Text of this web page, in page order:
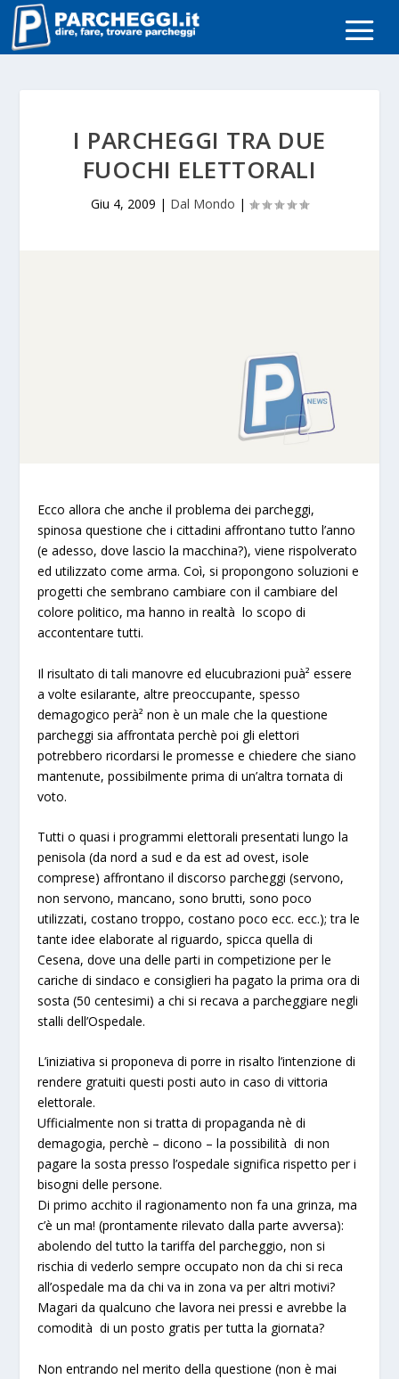
I PARCHEGGI TRA DUE
FUOCHI ELETTORALI
Giu 4, 2009 | Dal Mondo |
Ecco allora che anche il problema dei parcheggi,
spinosa questione che i cittadini affrontano tutto l’anno
(e adesso, dove lascio la macchina?), viene rispolverato
ed utilizzato come arma. Coì, si propongono soluzioni e
progetti che sembrano cambiare con il cambiare del
colore politico, ma hanno in realtà lo scopo di
accontentare tutti.
Il risultato di tali manovre ed elucubrazioni puà² essere
a volte esilarante, altre preoccupante, spesso
demagogico perà² non è un male che la questione
parcheggi sia affrontata perchè poi gli elettori
potrebbero ricordarsi le promesse e chiedere che siano
mantenute, possibilmente prima di un’altra tornata di
voto.
Tutti o quasi i programmi elettorali presentati lungo la
penisola (da nord a sud e da est ad ovest, isole
comprese) affrontano il discorso parcheggi (servono,
non servono, mancano, sono brutti, sono poco
utilizzati, costano troppo, costano poco ecc. ecc.); tra le
tante idee elaborate al riguardo, spicca quella di
Cesena, dove una delle parti in competizione per le
cariche di sindaco e consiglieri ha pagato la prima ora di
sosta (50 centesimi) a chi si recava a parcheggiare negli
stalli dell’Ospedale.
L’iniziativa si proponeva di porre in risalto l’intenzione di
rendere gratuiti questi posti auto in caso di vittoria
elettorale.
Ufficialmente non si tratta di propaganda nè di
demagogia, perchè – dicono – la possibilità di non
pagare la sosta presso l’ospedale significa rispetto per i
bisogni delle persone.
Di primo acchito il ragionamento non fa una grinza, ma
c’è un ma! (prontamente rilevato dalla parte avversa):
abolendo del tutto la tariffa del parcheggio, non si
rischia di vederlo sempre occupato non da chi si reca
all’ospedale ma da chi va in zona va per altri motivi?
Magari da qualcuno che lavora nei pressi e avrebbe la
comodità di un posto gratis per tutta la giornata?
Non entrando nel merito della questione (non è mai